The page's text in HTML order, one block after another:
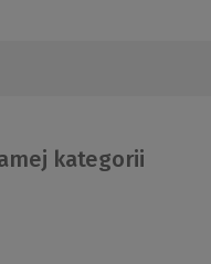
kategorii